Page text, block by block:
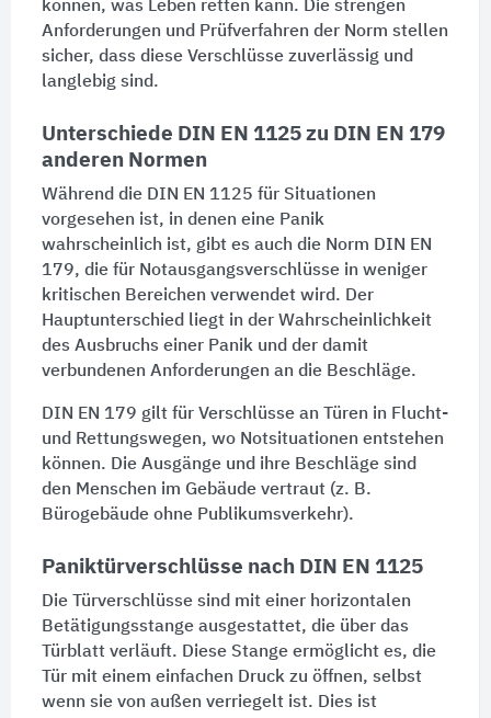
können, was Leben retten kann. Die strengen
Anforderungen und Prüfverfahren der Norm stellen
sicher, dass diese Verschlüsse zuverlässig und
langlebig sind.
Unterschiede DIN EN 1125 zu DIN EN 179
anderen Normen
Während die DIN EN 1125 für Situationen
vorgesehen ist, in denen eine Panik
wahrscheinlich ist, gibt es auch die Norm DIN EN
179, die für Notausgangsverschlüsse in weniger
kritischen Bereichen verwendet wird. Der
Hauptunterschied liegt in der Wahrscheinlichkeit
des Ausbruchs einer Panik und der damit
verbundenen Anforderungen an die Beschläge.
DIN EN 179 gilt für Verschlüsse an Türen in Flucht-
und Rettungswegen, wo Notsituationen entstehen
können. Die Ausgänge und ihre Beschlägesind
den Menschen im Gebäude vertraut (z. B.
Bürogebäudeohne Publikumsverkehr).
Paniktürverschlüsse nach DIN EN 1125
Die Türverschlüsse sind mit einer horizontalen
Betätigungsstange ausgestattet, die über das
Türblattverläuft. Diese Stange ermöglicht es, die
Türmit einem einfachen Druck zu öffnen, selbst
wenn sie von außen verriegelt ist. Dies ist